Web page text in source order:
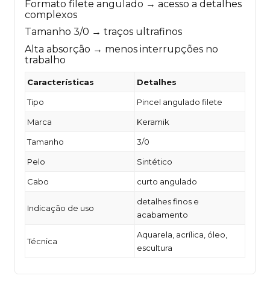
Formato filete angulado → acesso a detalhes
complexos
Tamanho 3/0 → traços ultrafinos
Alta absorção → menos interrupções no
trabalho
Características Detalhes
Tipo Pincel angulado filete
Marca Keramik
Tamanho 3/0
Pelo Sintético
Cabo curto angulado
Indicação de uso
detalhes finos e
acabamento
Técnica
Aquarela, acrílica, óleo,
escultura